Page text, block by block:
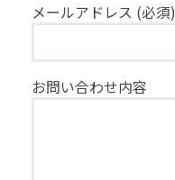
メールアドレス (必須)
お問い合わせ内容